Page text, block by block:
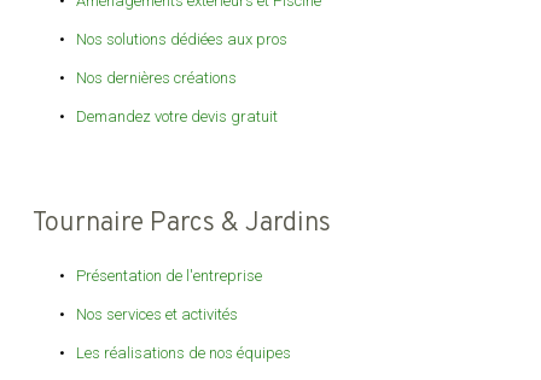
Nos solutions dédiées aux pros
Nos dernières créations
Demandez votre devis gratuit
Tournaire Parcs & Jardins
Présentation de l'entreprise
Nos services et activités
Les réalisations de nos équipes